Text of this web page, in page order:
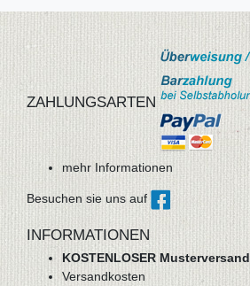
ZAHLUNGSARTEN
mehr Informationen
Besuchen sie uns auf
INFORMATIONEN
KOSTENLOSER Musterversand
Versandkosten